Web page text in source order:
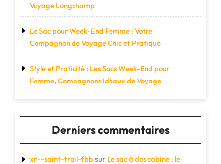
Voyage Longchamp
Le Sac pour Week-End Femme : Votre
Compagnon de Voyage Chic et Pratique
Style et Praticité : Les Sacs Week-End pour
Femme, Compagnons Idéaux de Voyage
Derniers commentaires
xn--saint-trail-fbbsur Le sac à dos cabine : le